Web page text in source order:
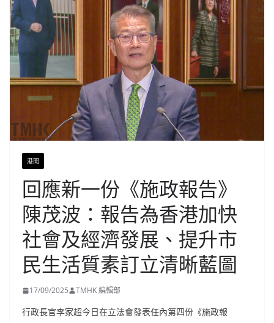
港聞
回應新一份《施政報告》
陳茂波：報告為香港加快
社會及經濟發展、提升市
民生活質素訂立清晰藍圖
17/09/2025 TMHK 編輯部
行政長官李家超今日在立法會發表任內第四份《施政報